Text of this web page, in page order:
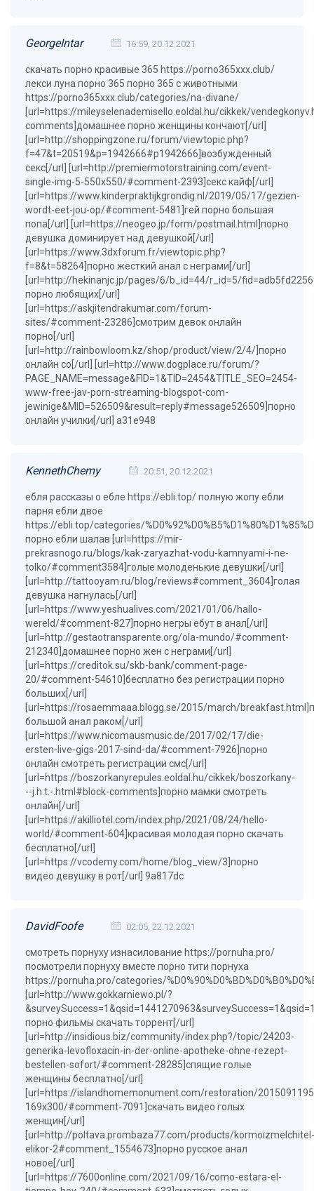
GeorgeIntar 16:59, 20.12.2021
скачать порно красивые 365 https://porno365xxx.club/
лекси луна порно 365 порно 365 с животными
https://porno365xxx.club/categories/na-divane/
[url=https://mileyselenademisello.eoldal.hu/cikkek/
comments]домашнее порно женщины кончают[/url]
[url=http://shoppingzone.ru/forum/viewtopic.php?
f=47&t=20519&p=1942666#p1942666]возбужденный
секс[/url] [url=http://premiermotorstraining.com/event-
single-img-5-550x550/#comment-2393]секс кайф[/url]
[url=https://www.kinderpraktijkgrondig.nl/2019/05/17/gezien-
wordt-eet-jou-op/#comment-5481]гей порно большая
попа[/url] [url=https://neogeo.jp/form/postmail.html]порно
девушка доминирует над девушкой[/url]
[url=https://www.3dxforum.fr/viewtopic.php?
f=8&t=58264]порно жесткий анал с неграми[/url]
[url=http://hekinanjc.jp/pages/6/b_id=44/r_id=5/
порно любящих[/url]
[url=https://askjitendrakumar.com/forum-
sites/#comment-23286]смотрим девок онлайн
порно[/url]
[url=http://rainbowloom.kz/shop/product/view/2/4/]порно
онлайн со[/url] [url=http://www.dogplace.ru/forum/?
PAGE_NAME=message&FID=1&TID=2454&TITLE_SEO=2454-
www-free-jav-porn-streaming-blogspot-com-
jewinige&MID=526509&result=reply#message526509]порно
онлайн училки[/url] a31e948
KennethChemy 20:51, 20.12.2021
ебля рассказы о ебле https://ebli.top/ полную жопу ебли
парня ебли двое
https://ebli.top/categories/
порно ебли шалав [url=https://mir-
prekrasnogo.ru/blogs/kak-zaryazhat-vodu-kamnyami-i-ne-
tolko/#comment3584]голые молоденькие девушки[/url]
[url=http://tattooyam.ru/blog/reviews#comment_3604]голая
девушка нагнулась[/url]
[url=https://www.yeshualives.com/2021/01/06/hallo-
wereld/#comment-827]порно негры ебут в анал[/url]
[url=http://gestaotransparente.org/ola-mundo/#comment-
212340]домашнее порно жен с неграми[/url]
[url=https://creditok.su/skb-bank/comment-page-
20/#comment-54610]бесплатно без регистрации порно
больших[/url]
[url=https://rosaemmaaa.blogg.se/2015/march/
большой анал раком[/url]
[url=https://www.nicomausmusic.de/2017/02/17/die-
ersten-live-gigs-2017-sind-da/#comment-7926]порно
онлайн смотреть регистрации смс[/url]
[url=https://boszorkanyrepules.eoldal.hu/cikkek/boszorkany-
--j.h.t.-.html#block-comments]порно мамки смотреть
онлайн[/url]
[url=https://akilliotel.com/index.php/2021/08/24/hello-
world/#comment-604]красивая молодая порно скачать
бесплатно[/url]
[url=https://vcodemy.com/home/blog_view/3]порно
видео девушку в рот[/url] 9a817dc
DavidFoofe 02:05, 22.12.2021
смотреть порнуху изнасилование https://pornuha.pro/
посмотрели порнуху вместе порно тити порнуха
https://pornuha.pro/categories/
[url=http://www.gokkarniewo.pl/?
порно фильмы скачать торрент[/url]
[url=http://insidious.biz/community/index.php?/topic/24203-
generika-levofloxacin-in-der-online-apotheke-ohne-rezept-
bestellen-sofort/#comment-28285]спящие голые
женщины бесплатно[/url]
[url=https://islandhomemonument.com/restoration/
169x300/#comment-7091]скачать видео голых
женщин[/url]
[url=http://poltava.prombaza77.com/products/kormoizmelchitel-
elikor-2#comment_1554673]порно русское анал
новое[/url]
[url=https://7600online.com/2021/09/16/como-estara-el-